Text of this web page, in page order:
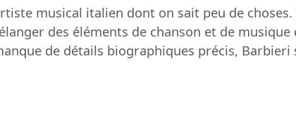
musical italien dont on sait peu de
des éléments de chanson et de
de détails biographiques précis,